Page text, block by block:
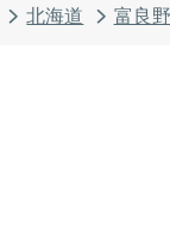
北海道 富良